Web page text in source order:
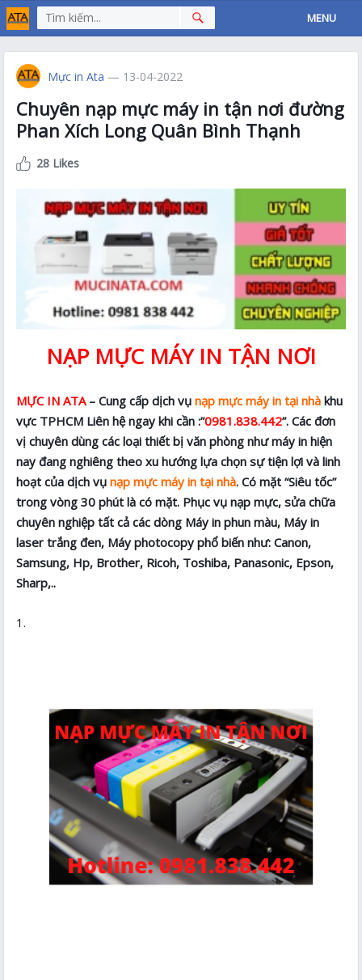
MENU
Mực in Ata — 13-04-2022
Chuyên nạp mực máy in tận nơi đường
Phan Xích Long Quân Bình Thạnh
28 Likes
NẠP MỰC MÁY IN TẬN NƠI
MỰC IN ATA– Cung cấp dịch vụnạp mực máy in tại nhà khu
vực TPHCM Liên hệ ngay khi cần :”0981.838.442”. Các đơn
vị chuyên dùng các loại thiết bị văn phòng như máy in hiện
nay đang nghiêng theo xu hướng lựa chọn sự tiện lợi và linh
hoạt của dịch vụnạp mực máy in tại nhà. Có mặt “Siêu tốc”
trong vòng 30 phút là có mặt. Phục vụ nạp mực, sửa chữa
chuyên nghiệp tất cả các dòng Máy in phun màu, Máy in
laser trắng đen, Máy photocopy phổ biến như: Canon,
Samsung, Hp, Brother, Ricoh, Toshiba, Panasonic, Epson,
Sharp,..